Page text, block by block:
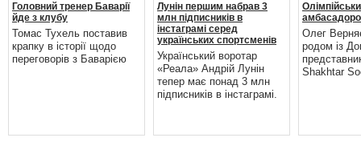
Головний тренер Баварії
йде з клубу
Томас Тухель поставив
крапку в історії щодо
переговорів з Баварією
Лунін першим набрав 3
млн підписників в
інстаграмі серед
українських спортсменів
Український воротар
«Реала» Андрій Лунін
тепер має понад 3 млн
підписників в інстаграмі.
Олег
родом із
Shakhtar